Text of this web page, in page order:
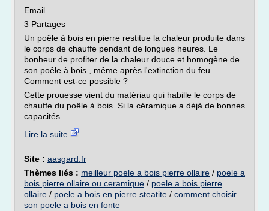
Email
3 Partages
Un poêle à bois en pierre restitue la chaleur produite dans
le corps de chauffe pendant de longues heures. Le
bonheur de profiter de la chaleur douce et homogène de
son poêle à bois , même après l'extinction du feu.
Comment est-ce possible ?
Cette prouesse vient du matériau qui habille le corps de
chauffe du poêle à bois. Si la céramique a déjà de bonnes
capacités...
Lire la suite
Site : aasgard.fr
Thèmes liés : meilleur poele a bois pierre ollaire / poele a
bois pierre ollaire ou ceramique / poele a bois pierre
ollaire / poele a bois en pierre steatite / comment choisir
son poele a bois en fonte